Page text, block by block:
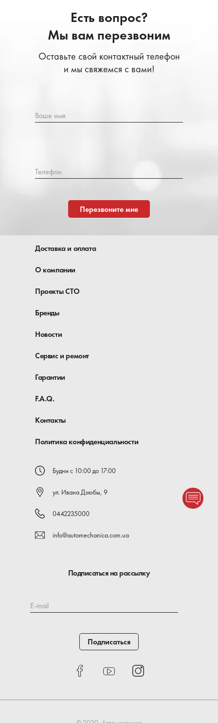
Есть вопрос?
Мы вам перезвоним
Оставьте свой контактный телефон
и мы свяжемся с вами!
Ваше имя
Телефон
Перезвоните мне
Доставка и оплата
О компании
Проекты СТО
Бренды
Новости
Сервис и ремонт
Гарантии
F.A.Q.
Контакты
Политика конфиденциальности
Будни с 10:00 до 17:00
ул. Ивана Дзюбы, 9
0442235000
info@automechanica.com.ua
Подписаться на рассылку
E-mail
Подписаться